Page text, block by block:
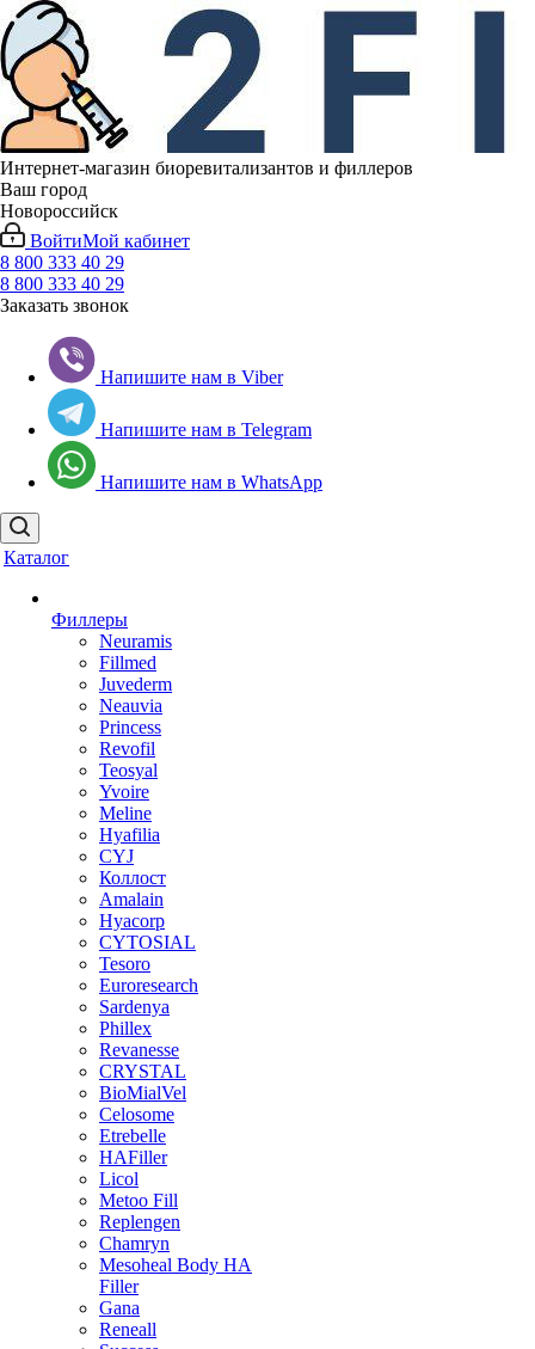
Интернет-магазин биоревитализантов и филлеров
Ваш город
Новороссийск
ВойтиМой кабинет
8 800 333 40 29
8 800 333 40 29
Заказать звонок
Напишите нам в Viber
Напишите нам в Telegram
Напишите нам в WhatsApp
Каталог
Филлеры
Neuramis
Fillmed
Juvederm
Neauvia
Princess
Revofil
Teosyal
Yvoire
Meline
Hyafilia
CYJ
Коллост
Amalain
Hyacorp
CYTOSIAL
Tesoro
Euroresearch
Sardenya
Phillex
Revanesse
CRYSTAL
BioMialVel
Celosome
Etrebelle
HAFiller
Licol
Metoo Fill
Replengen
Chamryn
Mesoheal Body HA
Filler
Gana
Reneall